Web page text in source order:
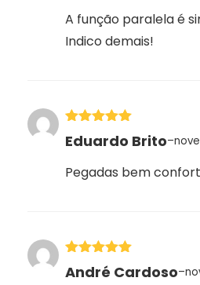
A função paralela é
Indico demais!
Avaliação
de 5
Eduardo Brito–
Pegadas bem
Avaliação
de 5
André Cardoso–